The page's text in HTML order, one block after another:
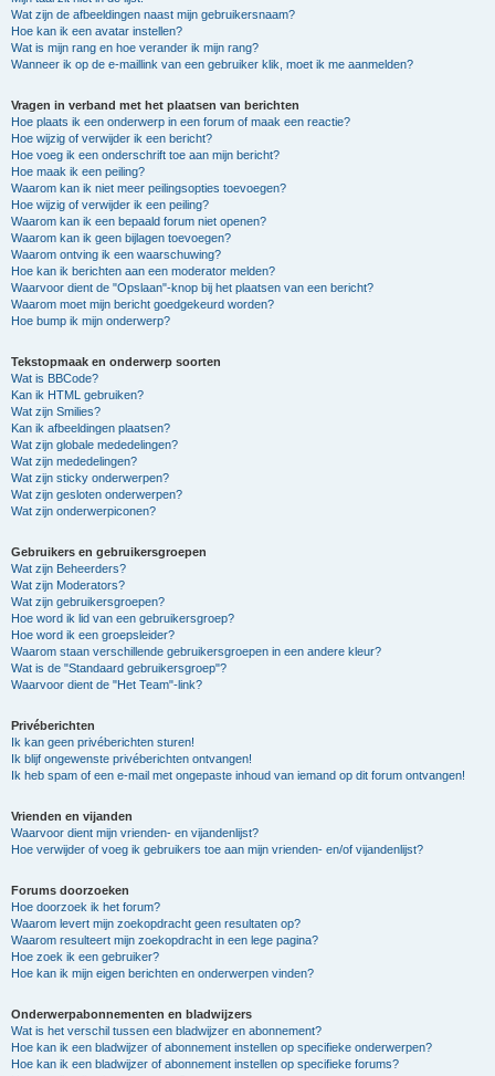
Wat zijn de afbeeldingen naast mijn gebruikersnaam?
Hoe kan ik een avatar instellen?
Wat is mijn rang en hoe verander ik mijn rang?
Wanneer ik op de e-maillink van een gebruiker klik, moet ik me aanmelden?
Vragen in verband met het plaatsen van berichten
Hoe plaats ik een onderwerp in een forum of maak een reactie?
Hoe wijzig of verwijder ik een bericht?
Hoe voeg ik een onderschrift toe aan mijn bericht?
Hoe maak ik een peiling?
Waarom kan ik niet meer peilingsopties toevoegen?
Hoe wijzig of verwijder ik een peiling?
Waarom kan ik een bepaald forum niet openen?
Waarom kan ik geen bijlagen toevoegen?
Waarom ontving ik een waarschuwing?
Hoe kan ik berichten aan een moderator melden?
Waarvoor dient de "Opslaan"-knop bij het plaatsen van een bericht?
Waarom moet mijn bericht goedgekeurd worden?
Hoe bump ik mijn onderwerp?
Tekstopmaak en onderwerp soorten
Wat is BBCode?
Kan ik HTML gebruiken?
Wat zijn Smilies?
Kan ik afbeeldingen plaatsen?
Wat zijn globale mededelingen?
Wat zijn mededelingen?
Wat zijn sticky onderwerpen?
Wat zijn gesloten onderwerpen?
Wat zijn onderwerpiconen?
Gebruikers en gebruikersgroepen
Wat zijn Beheerders?
Wat zijn Moderators?
Wat zijn gebruikersgroepen?
Hoe word ik lid van een gebruikersgroep?
Hoe word ik een groepsleider?
Waarom staan verschillende gebruikersgroepen in een andere kleur?
Wat is de "Standaard gebruikersgroep"?
Waarvoor dient de "Het Team"-link?
Privéberichten
Ik kan geen privéberichten sturen!
Ik blijf ongewenste privéberichten ontvangen!
Ik heb spam of een e-mail met ongepaste inhoud van iemand op dit forum ontvangen!
Vrienden en vijanden
Waarvoor dient mijn vrienden- en vijandenlijst?
Hoe verwijder of voeg ik gebruikers toe aan mijn vrienden- en/of vijandenlijst?
Forums doorzoeken
Hoe doorzoek ik het forum?
Waarom levert mijn zoekopdracht geen resultaten op?
Waarom resulteert mijn zoekopdracht in een lege pagina?
Hoe zoek ik een gebruiker?
Hoe kan ik mijn eigen berichten en onderwerpen vinden?
Onderwerpabonnementen en bladwijzers
Wat is het verschil tussen een bladwijzer en abonnement?
Hoe kan ik een bladwijzer of abonnement instellen op specifieke onderwerpen?
Hoe kan ik een bladwijzer of abonnement instellen op specifieke forums?